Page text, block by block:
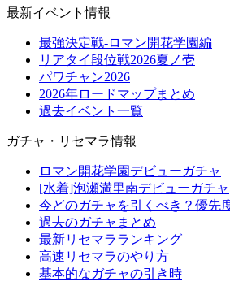
最新イベント情報
最強決定戦-ロマン開花学園編
リアタイ段位戦2026夏ノ壱
パワチャン2026
2026年ロードマップまとめ
過去イベント一覧
ガチャ・リセマラ情報
ロマン開花学園デビューガチャ
[水着]泡瀬満里南デビューガチャ
今どのガチャを引くべき？優先
過去のガチャまとめ
最新リセマラランキング
高速リセマラのやり方
基本的なガチャの引き時